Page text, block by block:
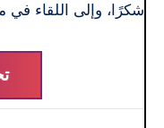
شكرًا، وإلى اللقاء في